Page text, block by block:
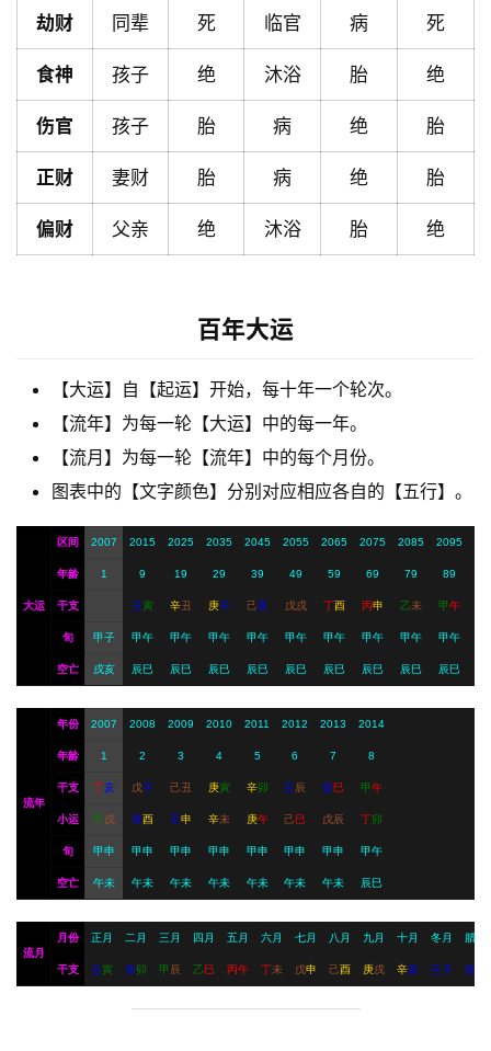
黄
卜
命
梦
劫财 同辈 死 临官 病 死
食神 孩子 绝 沐浴 胎 绝
伤官 孩子 胎 病 绝 胎
正财 妻财 胎 病 绝 胎
偏财 父亲 绝 沐浴 胎 绝
百年大运
【大运】自【起运】开始，每十年一个轮次。
【流年】为每一轮【大运】中的每一年。
【流月】为每一轮【流年】中的每个月份。
图表中的【文字颜色】分别对应相应各自的【五行】。
大运
区间 2007 2015 2025 2035 2045 2055 2065 2075 2085 2095
年龄 1 9 19 29 39 49 59 69 79 89
干支 壬寅 辛丑 庚子 己亥 戊戌 丁酉 丙申 乙未 甲午
旬 甲子 甲午 甲午 甲午 甲午 甲午 甲午 甲午 甲午 甲午
空亡 戌亥 辰巳 辰巳 辰巳 辰巳 辰巳 辰巳 辰巳 辰巳 辰巳
流年
年份 2007 2008 2009 2010 2011 2012 2013 2014
年龄 1 2 3 4 5 6 7 8
干支 丁亥 戊子 己丑 庚寅 辛卯 壬辰 癸巳 甲午
小运 甲 戌 癸酉 壬申 辛未 庚午 己巳 戊辰 丁卯
旬 甲申 甲申 甲申 甲申 甲申 甲申 甲申 甲午
空亡 午未 午未 午未 午未 午未 午未 午未 辰巳
流月
月份 正月 二月 三月 四月 五月 六月 七月 八月 九月 十月 冬月 腊月
干支 壬寅 癸卯 甲 辰 乙巳 丙午 丁未 戊申 己酉 庚戌 辛亥 壬子 癸